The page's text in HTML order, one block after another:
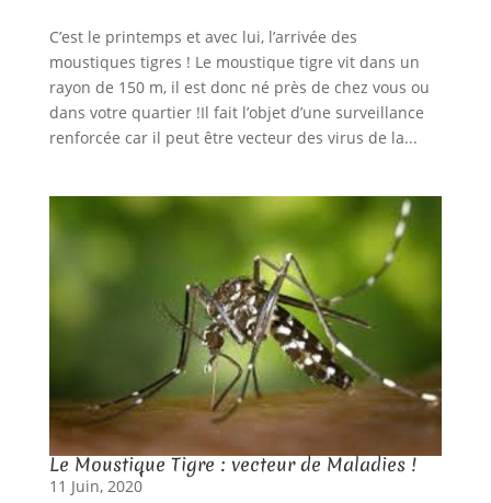
C’est le printemps et avec lui, l’arrivée des
moustiques tigres ! Le moustique tigre vit dans un
rayon de 150 m, il est donc né près de chez vous ou
dans votre quartier !Il fait l’objet d’une surveillance
renforcée car il peut être vecteur des virus de la...
Le Moustique Tigre : vecteur de Maladies !
11 Juin, 2020